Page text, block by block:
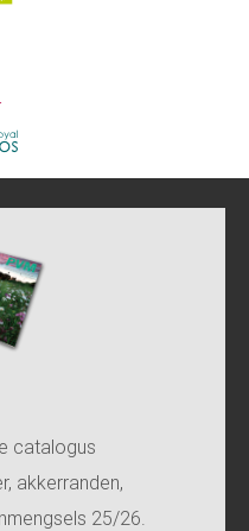
catalogus
akkerranden,
25/26.